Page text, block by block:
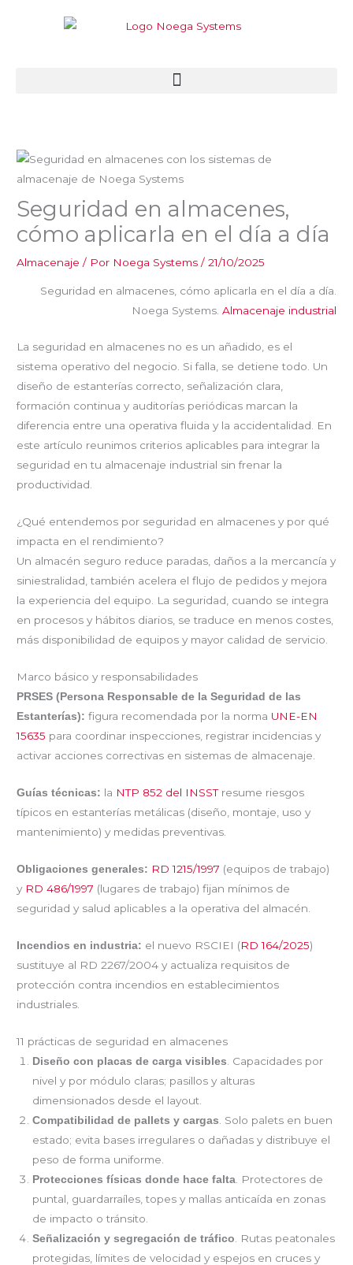
Seguridad en almacenes,
cómo aplicarla en el día a día
Almacenaje / Por Noega Systems/21/10/2025
Seguridad en almacenes, cómo aplicarla en el día a día.
Noega Systems. Almacenaje industrial
La seguridad en almacenes no es un añadido, es el
sistema operativo del negocio. Si falla, se detiene todo. Un
diseño de estanterías correcto, señalización clara,
formación continua y auditorías periódicas marcan la
diferencia entre una operativa fluida y la accidentalidad. En
este artículo reunimos criterios aplicables para integrar la
seguridad en tu almacenaje industrial sin frenar la
productividad.
¿Qué entendemos por seguridad en almacenes y por qué
impacta en el rendimiento?
Un almacén seguro reduce paradas, daños a la mercancía y
siniestralidad, también acelera el flujo de pedidos y mejora
la experiencia del equipo. La seguridad, cuando se integra
en procesos y hábitos diarios, se traduce en menos costes,
más disponibilidad de equipos y mayor calidad de servicio.
Marco básico y responsabilidades
PRSES (Persona Responsable de la Seguridad de las
Estanterías): figura recomendada por la norma UNE-EN
15635 para coordinar inspecciones, registrar incidencias y
activar acciones correctivas en sistemas de almacenaje.
Guías técnicas: la NTP 852 del INSSTresume riesgos
típicos en estanterías metálicas (diseño, montaje, uso y
mantenimiento) y medidas preventivas.
Obligaciones generales: RD 1215/1997 (equipos de trabajo)
y RD 486/1997 (lugares de trabajo) fijan mínimos de
seguridad y salud aplicables a la operativa del almacén.
Incendios en industria: el nuevo RSCIEI (RD 164/2025)
sustituye al RD 2267/2004 y actualiza requisitos de
protección contra incendios en establecimientos
industriales.
11 prácticas de seguridad en almacenes
Diseño con placas de carga visibles . Capacidades por
nivel y por módulo claras; pasillos y alturas
dimensionados desde el layout.
Compatibilidad de pallets y cargas . Solo palets en buen
estado; evita bases irregulares o dañadas y distribuye el
peso de forma uniforme.
Protecciones físicas donde hace falta . Protectores de
puntal, guardarraíles, topes y mallas anticaída en zonas
de impacto o tránsito.
Señalización y segregación de tráfico
. Rutas peatonales
protegidas, límites de velocidad y espejos en cruces y